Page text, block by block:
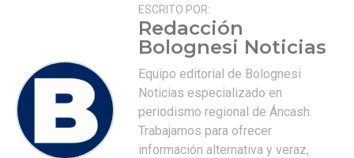
ESCRITO POR:
Redacción
Bolognesi Noticias
Equipo editorial de Bolognesi
Noticias especializado en
periodismo regional de Áncash.
Trabajamos para ofrecer
información alternativa y veraz,